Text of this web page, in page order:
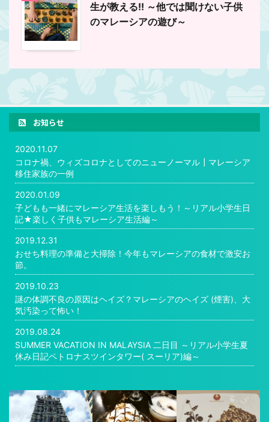
生が教える!! ～他では聞けない子供
のマレーシアの遊び～
お知らせ
2020.11.07
コロナ禍、ウィズコロナとしてのニューノーマル┃マレーシア
移住家族の一例
2020.01.09
子どもも一緒にマレーシア生活を楽しもう！～リアル小学生日
記★楽しく子供もマレーシア生活編～
2019.12.31
おせち料理の準備と大掃除！今年もマレーシアの食材で激安お
節。
2019.10.23
謎の体調不良の原因はヘイズ？マレーシアのヘイズ (煙害)、大
気汚染って怖い！
2019.08.24
SUMMER VACATION IN MALAYSIA 二日目 ～リアル小学生夏
休み日記ペトロナスツインタワー( スーリア)編～